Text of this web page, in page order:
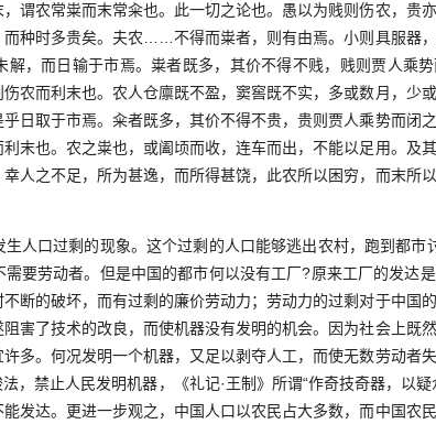
农常粜而末常籴也。此一切之论也。愚以为贱则伤农，贵
种时多贵矣。夫农……不得而粜者，则有由焉。小则具服器
解，而日输于市焉。粜者既多，其价不得不贱，贱则贾人乘
农而利末也。农人仓廪既不盈，窦窖既不实，多或数月，少
日取于市焉。籴者既多，其价不得不贵，贵则贾人乘势而闭
末也。农之粜也，或阖顷而收，连车而出，不能以足用。及
人之不足，所为甚逸，而所得甚饶，此农所以困穷，而末所
口过剩的现象。这个过剩的人口能够逃出农村，跑到都市
要劳动者。但是中国的都市何以没有工厂?原来工厂的发达
断的破坏，而有过剩的廉价劳动力；劳动力的过剩对于中国的
害了技术的改良，而使机器没有发明的机会。因为社会上既
多。何况发明一个机器，又足以剥夺人工，而使无数劳动者
，禁止人民发明机器，《礼记·王制》所谓“作奇技奇器，以
发达。更进一步观之，中国人口以农民占大多数，而中国农